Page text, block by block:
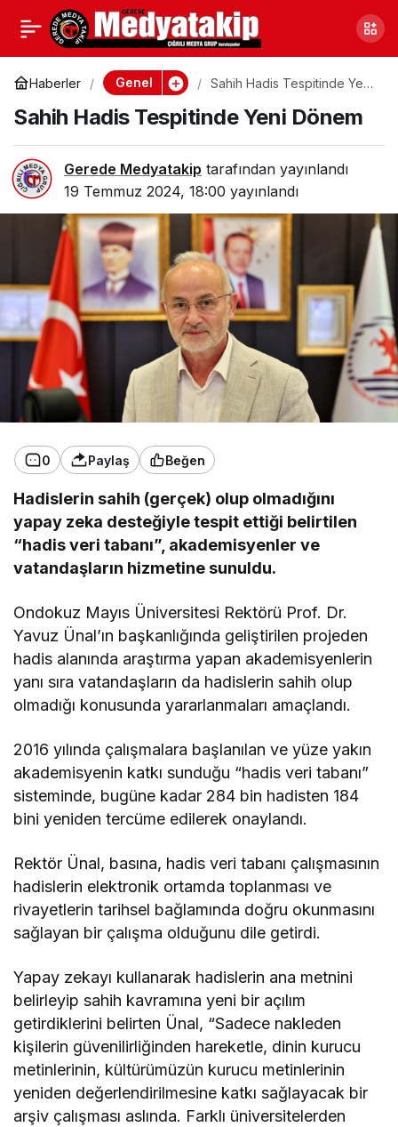
Haberler Genel
Sahih Hadis Tespitinde Yeni
Sahih Hadis Tespitinde Yeni Dönem
Gerede Medyatakip tarafından yayınlandı
19 Temmuz 2024, 18:00 yayınlandı
0 Paylaş Beğen
Hadislerin sahih (gerçek) olup olmadığını
yapay zeka desteğiyle tespit ettiği belirtilen
“hadis veri tabanı”, akademisyenler ve
vatandaşların hizmetine sunuldu.
Ondokuz Mayıs Üniversitesi Rektörü Prof. Dr.
Yavuz Ünal’ın başkanlığında geliştirilen projeden
hadis alanında araştırma yapan akademisyenlerin
yanı sıra vatandaşların da hadislerin sahih olup
olmadığı konusunda yararlanmaları amaçlandı.
2016 yılında çalışmalara başlanılan ve yüze yakın
akademisyenin katkı sunduğu “hadis veri tabanı”
sisteminde, bugüne kadar 284 bin hadisten 184
bini yeniden tercüme edilerek onaylandı.
Rektör Ünal, basına, hadis veri tabanı çalışmasının
hadislerin elektronik ortamda toplanması ve
rivayetlerin tarihsel bağlamında doğru okunmasını
sağlayan bir çalışma olduğunu dile getirdi.
Yapay zekayı kullanarak hadislerin ana metnini
belirleyip sahih kavramına yeni bir açılım
getirdiklerini belirten Ünal, “Sadece nakleden
kişilerin güvenilirliğinden hareketle, dinin kurucu
metinlerinin, kültürümüzün kurucu metinlerinin
yeniden değerlendirilmesine katkı sağlayacak bir
arşiv çalışması aslında. Farklı üniversitelerden
Kastamonu’da Bir Eşek,
Eşekten Düşmüşe
Döndü
Paylaş